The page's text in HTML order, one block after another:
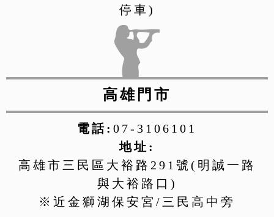
停車)
高雄門市
電話: 07-3106101
地址:
高雄市三民區大裕路291號(明誠一路
與大裕路口)
※近金獅湖保安宮/三民高中旁